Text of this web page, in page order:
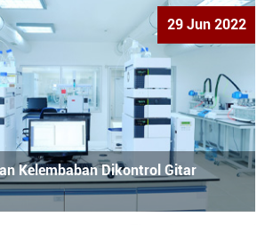
29 Jun 2022
Kelembaban Dikontrol Gitar